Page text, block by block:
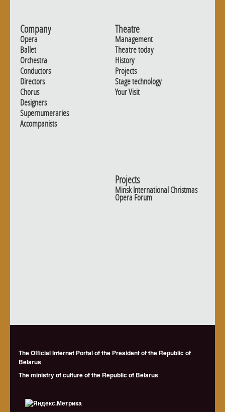
Company
Opera
Ballet
Orchestra
Conductors
Directors
Chorus
Designers
Supernumeraries
Accompanists
Theatre
Management
Theatre today
History
Projects
Stage technology
Your Visit
Projects
Minsk International Christmas
Opera Forum
The Official Internet Portal of the President of the Republic of
Belarus
The ministry of culture of the Republic of Belarus